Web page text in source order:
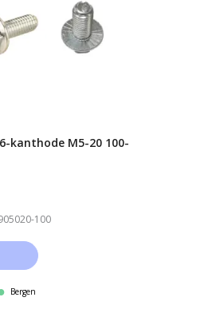
kanthode M5-20 100-
100
Bergen